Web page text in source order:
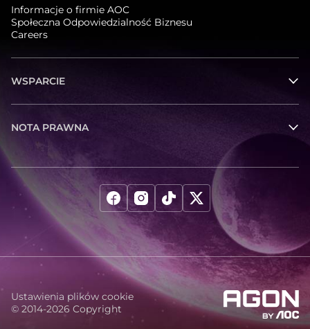
Informacje o firmie AOC
Społeczna Odpowiedzialność Biznesu
Careers
WSPARCIE
NOTA PRAWNA
© 2014-2026 Copyright
Ustawienia plików cookie
agon